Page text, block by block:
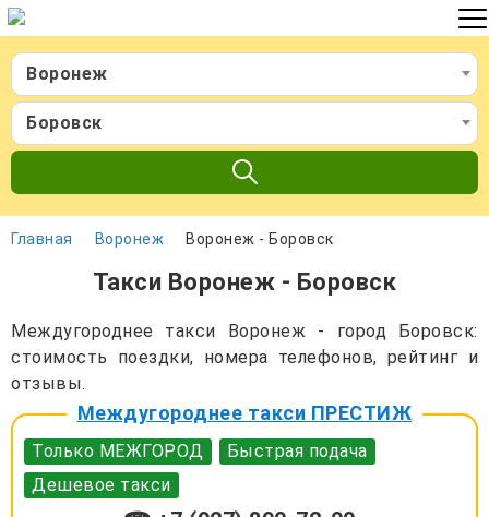
Воронеж
Боровск
Главная Воронеж Воронеж - Боровск
Такси Воронеж - Боровск
Междугороднее такси Воронеж - город Боровск:
стоимость поездки, номера телефонов, рейтинг и
отзывы.
Междугороднее такси ПРЕСТИЖ
Только МЕЖГОРОД
Быстрая подача
Дешевое такси